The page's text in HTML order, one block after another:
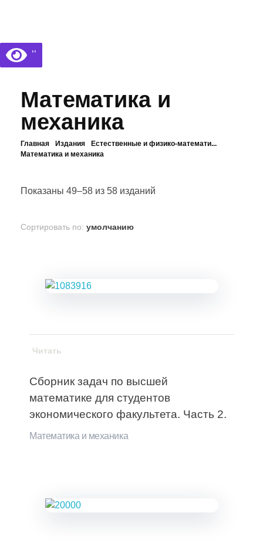
’’
Главная Издания
Естественные и физико-математи...
Математика и механика
Математика и
механика
Показаны 49–58 из 58 изданий
Сортировать по: умолчанию
Сборник задач по высшей
математике для студентов
экономического факультета. Часть 2.
Математика и механика
Читать